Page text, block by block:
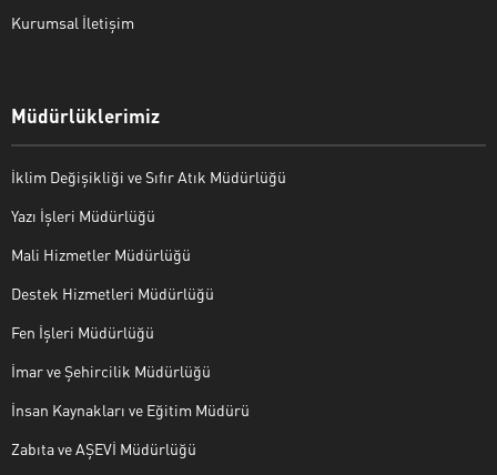
Kurumsal İletişim
Müdürlüklerimiz
İklim Değişikliği ve Sıfır Atık Müdürlüğü
Yazı İşleri Müdürlüğü
Mali Hizmetler Müdürlüğü
Destek Hizmetleri Müdürlüğü
Fen İşleri Müdürlüğü
İmar ve Şehircilik Müdürlüğü
İnsan Kaynakları ve Eğitim Müdürü
Zabıta ve AŞEVİ Müdürlüğü